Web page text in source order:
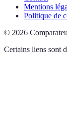
Mentions
Politique de
© 2026
Certains liens sont